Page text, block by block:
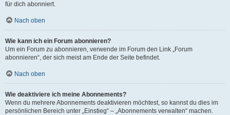
für dich abonniert.
Nach oben
Wie kann ich ein Forum abonnieren?
Um ein Forum zu abonnieren, verwende im Forum den Link „Forum
abonnieren“, der sich meist am Ende der Seite befindet.
Nach oben
Wie deaktiviere ich meine Abonnements?
Wenn du mehrere Abonnements deaktivieren möchtest, so kannst du dies im
persönlichen Bereich unter „Einstieg“ – „Abonnements verwalten“ machen.